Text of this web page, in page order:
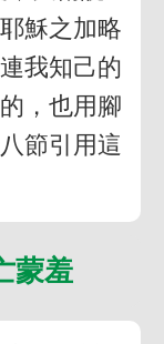
穌之加略
我知己的
，也用腳
節引用這
蒙羞